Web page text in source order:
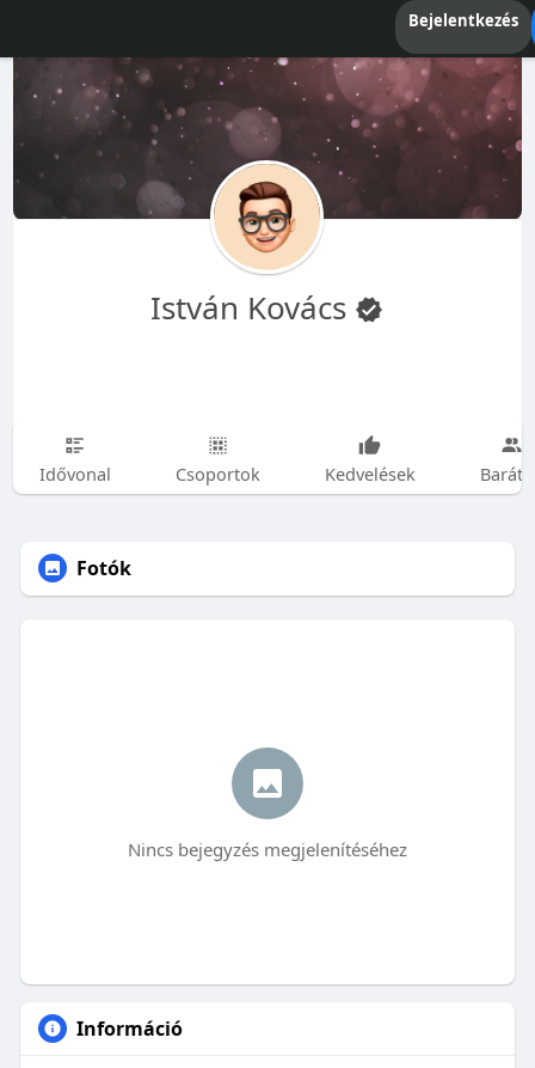
Bejelentkezés
István Kovács
Idővonal Csoportok Kedvelések
Fotók
Nincs bejegyzés megjelenítéséhez
Információ